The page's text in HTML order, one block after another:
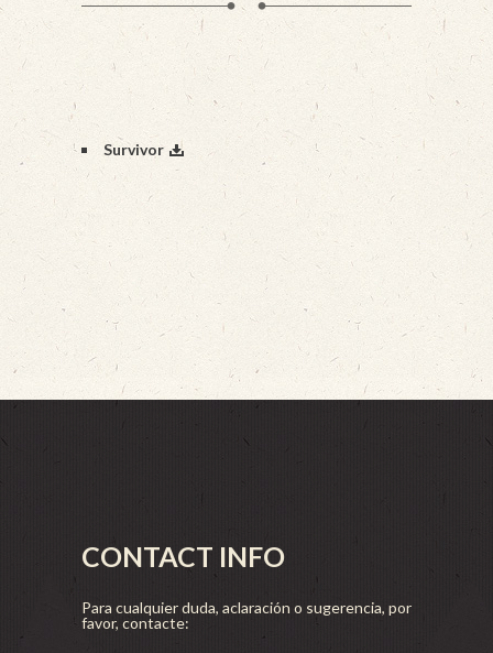
Survivor
CONTACT INFO
Para cualquier duda, aclaración o sugerencia, por
favor, contacte: